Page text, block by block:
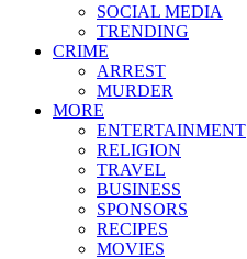
SOCIAL MEDIA
TRENDING
CRIME
ARREST
MURDER
MORE
ENTERTAINMENT
RELIGION
TRAVEL
BUSINESS
SPONSORS
RECIPES
MOVIES